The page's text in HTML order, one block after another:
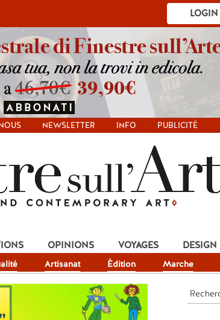
LOGIN
NEWSLETTER INFO PUBLICITÉ
Artisanat Édition Marche
OPINIONS VOYAGES DESIGN